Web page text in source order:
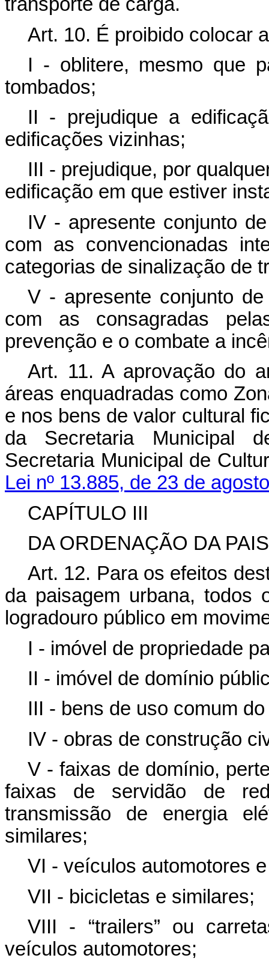
Art. 10. É proibido colocar
I - oblitere, mesmo que
tombados;
II - prejudique a
edificações vizinhas;
III - prejudique, por
edificação em que estiver
IV - apresente conjunto
com as convencionadas
categorias de sinalização de
V - apresente conjunto
com as consagradas
prevenção e o combate a
Art. 11. A aprovação do
áreas enquadradas como
e nos bens de valor cultural
da Secretaria Municipal
Secretaria Municipal de
Lei nº 13.885, de 23 de
CAPÍTULO III
DA ORDENAÇÃO DA
Art. 12. Para os efeitos
da paisagem urbana, todos
logradouro público em
I - imóvel de propriedade
II - imóvel de domínio
III - bens de uso comum
IV - obras de construção
V - faixas de domínio,
faixas de servidão de
transmissão de energia
similares;
VI - veículos automotores
VII - bicicletas e similares;
VIII - “trailers” ou
veículos automotores;